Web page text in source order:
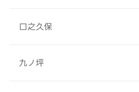
口之久保
九ノ坪